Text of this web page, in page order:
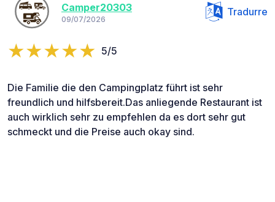
Camper20303
09/07/2026
Tradurre
5/5
Die Familie die den Campingplatz führt ist sehr
freundlich und hilfsbereit.Das anliegende Restaurant ist
auch wirklich sehr zu empfehlen da es dort sehr gut
schmeckt und die Preise auch okay sind.